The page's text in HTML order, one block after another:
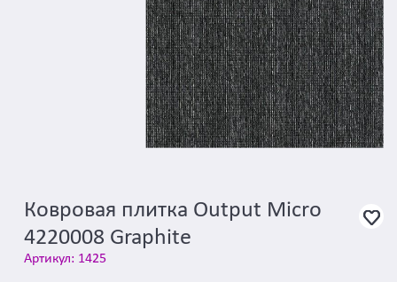
Ковровая плитка Output Micro
4220008 Graphite
Артикул: 1425